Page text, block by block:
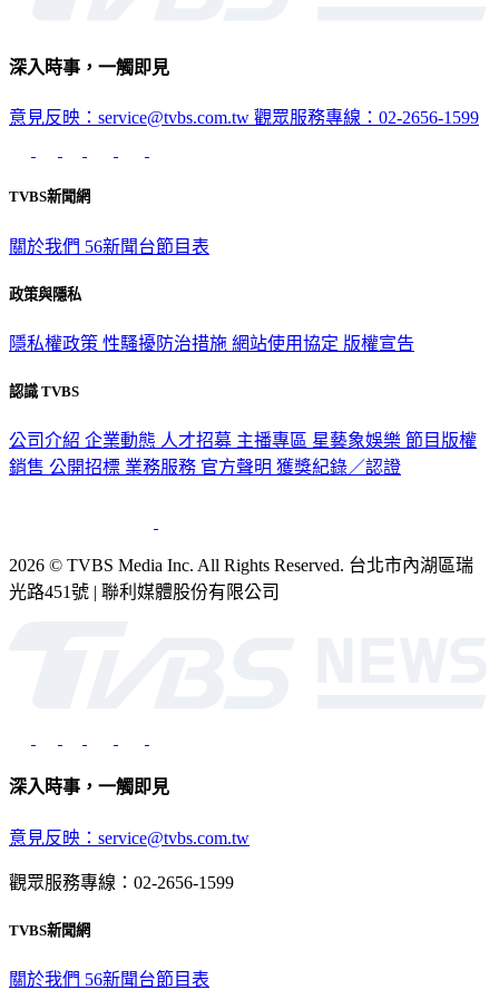
深入時事，一觸即見
意見反映：service@tvbs.com.tw 觀眾服務專線：02-2656-1599
TVBS新聞網
關於我們 56新聞台節目表
政策與隱私
隱私權政策 性騷擾防治措施 網站使用協定 版權宣告
認識 TVBS
公司介紹 企業動態 人才招募 主播專區 星藝象娛樂 節目版權
銷售 公開招標 業務服務 官方聲明 獲獎紀錄／認證
2026 © TVBS Media Inc. All Rights Reserved. 台北市內湖區瑞
光路451號 | 聯利媒體股份有限公司
深入時事，一觸即見
意見反映：service@tvbs.com.tw
觀眾服務專線：02-2656-1599
TVBS新聞網
關於我們 56新聞台節目表